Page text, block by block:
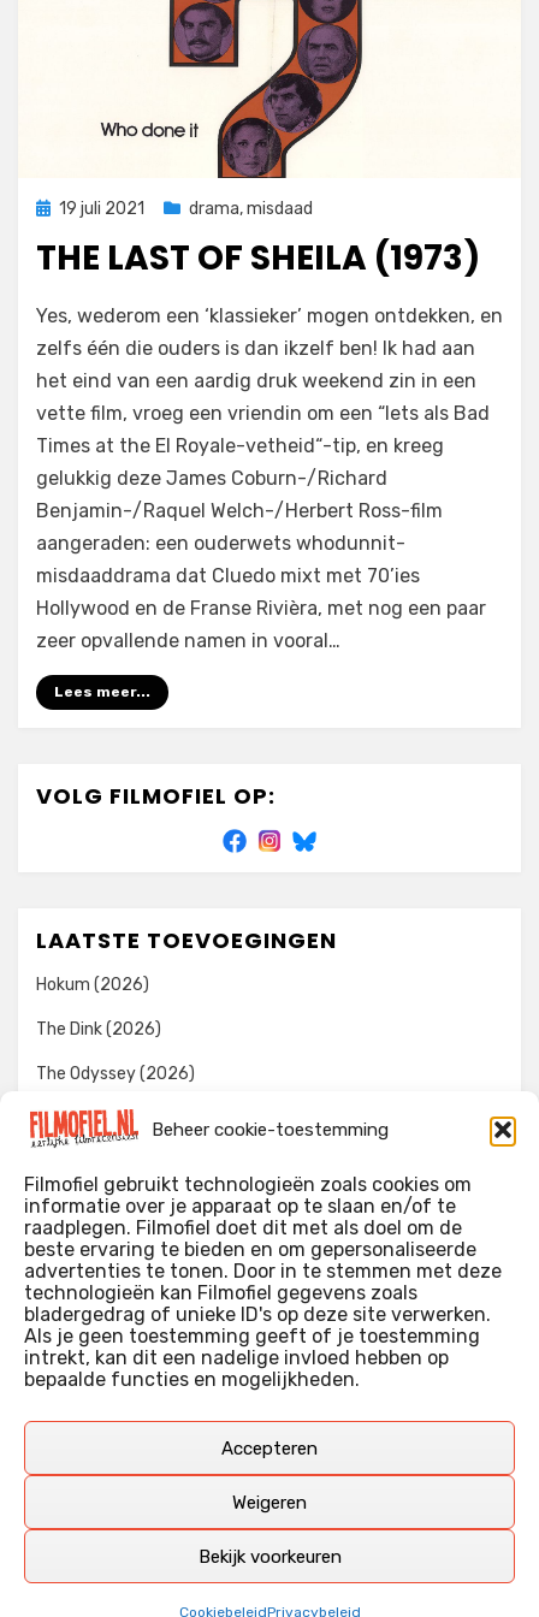
Beheer cookie-toestemming
Filmofiel gebruikt technologieën zoals cookies om
informatie over je apparaat op te slaan en/of te
raadplegen. Filmofiel doet dit met als doel om de
beste ervaring te bieden en om gepersonaliseerde
advertenties te tonen. Door in te stemmen met deze
technologieën kan Filmofiel gegevens zoals
bladergedrag of unieke ID's op deze site verwerken.
Als je geen toestemming geeft of je toestemming
intrekt, kan dit een nadelige invloed hebben op
bepaalde functies en mogelijkheden.
Accepteren
Weigeren
Bekijk voorkeuren
CookiebeleidPrivacybeleid
Geplaatst
19 juli 2021 drama,misdaad
THE LAST OF SHEILA (1973)
Filmofiel.nl
Yes, wederom een ‘klassieker’ mogen ontdekken, en
zelfs één die ouders is dan ikzelf ben! Ik had aan
het eind van een aardig druk weekend zin in een
vette film, vroeg een vriendin om een “Iets als Bad
Times at the El Royale-vetheid“-tip, en kreeg
gelukkig deze James Coburn-/Richard
Benjamin-/Raquel Welch-/Herbert Ross-film
aangeraden: een ouderwets whodunnit-
misdaaddrama dat Cluedo mixt met 70’ies
Hollywood en de Franse Rivièra, met nog een paar
zeer opvallende namen in vooral…
Lees meer...
VOLG FILMOFIEL OP:
LAATSTE TOEVOEGINGEN
Hokum (2026)
The Dink (2026)
The Odyssey (2026)
Evil Dead Burn (2026)
WIE IK BEN…?
Ik ben ooit begonnen met m’n recensies omdat ik zoveel
films keek dat ik af en toe niet meer wist welke ik nu wel of
niet gezien had. Ik ben een filmliefhebber, heb als hobby nog
erg lang in een videotheek gewerkt, en heb als coproducent
Deze recensies zijn dan ook vooral vrij pretentieloze
aangevuld met een groeiende kennis over de kunde én de
kunst van het maken van film.